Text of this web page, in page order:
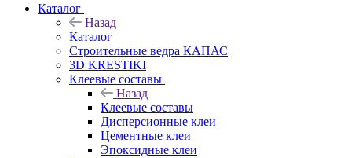
Каталог
Назад
Каталог
Строительные ведра КАПАС
3D KRESTIKI
Клеевые составы
Назад
Клеевые составы
Дисперсионные клеи
Цементные клеи
Эпоксидные клеи